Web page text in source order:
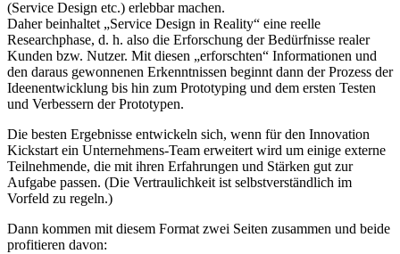
(Service Design etc.) erlebbar machen.
Daher beinhaltet „Service Design in Reality“ eine reelle
Researchphase, d. h. also die Erforschung der Bedürfnisse realer
Kunden bzw. Nutzer. Mit diesen „erforschten“ Informationen und
den daraus gewonnenen Erkenntnissen beginnt dann der Prozess der
Ideenentwicklung bis hin zum Prototyping und dem ersten Testen
und Verbessern der Prototypen.
Die besten Ergebnisse entwickeln sich, wenn für den Innovation
Kickstart ein Unternehmens-Team erweitert wird um einige externe
Teilnehmende, die mit ihren Erfahrungen und Stärken gut zur
Aufgabe passen. (Die Vertraulichkeit ist selbstverständlich im
Vorfeld zu regeln.)
Dann kommen mit diesem Format zwei Seiten zusammen und beide
profitieren davon: